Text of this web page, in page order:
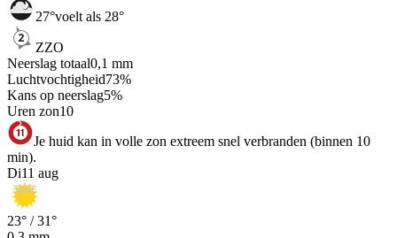
27°voelt als 28°
ZZO
Neerslag totaal0,1 mm
Luchtvochtigheid73%
Kans op neerslag5%
Uren zon10
Je huid kan in volle zon extreem snel verbranden (binnen 10
min).
Di11 aug
23° /31°